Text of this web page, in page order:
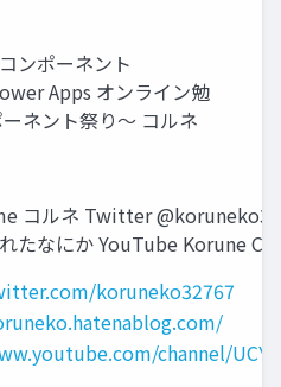
ンポーネント
Apps オンライン勉
ネント祭り～ コルネ
コルネ Twitter
たなにか YouTube Korune
koruneko32767
channel/